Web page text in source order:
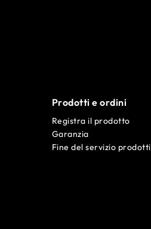
Prodotti e ordini
Registra il prodotto
Garanzia
Fine del servizio prodotti